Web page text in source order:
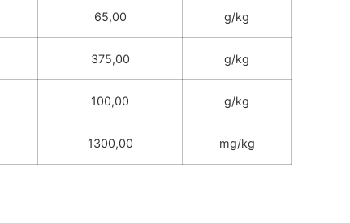
65,00 g/kg
375,00 g/kg
100,00 g/kg
1300,00 mg/kg